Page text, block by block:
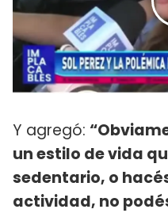
Y agregó:
un estilo de vida
sedentario, o
actividad, no